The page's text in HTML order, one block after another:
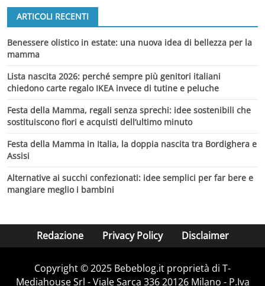
ARTICOLI RECENTI
Benessere olistico in estate: una nuova idea di bellezza per la
mamma
Lista nascita 2026: perché sempre più genitori italiani
chiedono carte regalo IKEA invece di tutine e peluche
Festa della Mamma, regali senza sprechi: idee sostenibili che
sostituiscono fiori e acquisti dell’ultimo minuto
Festa della Mamma in Italia, la doppia nascita tra Bordighera e
Assisi
Alternative ai succhi confezionati: idee semplici per far bere e
mangiare meglio i bambini
Redazione Privacy Policy Disclaimer
Copyright © 2025 Bebeblog.it proprietà di T-
Mediahouse Srl - Viale Sarca 336 20126 Milano - P.Iva